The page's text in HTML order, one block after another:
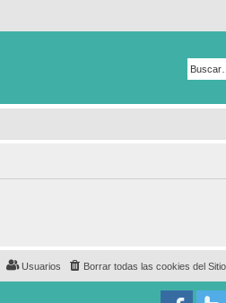
Borrar todas las cookies del Sitio
Usuarios